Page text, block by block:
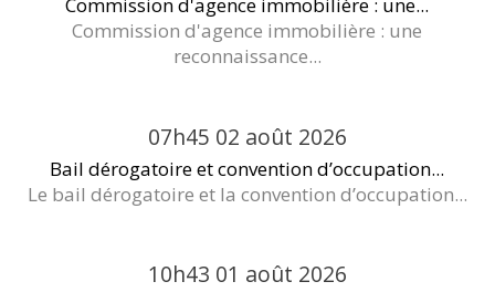
Commission d'agence immobilière : une
reconnaissance...
07h45 02 août 2026
Bail dérogatoire et convention d’occupation...
Le bail dérogatoire et la convention d’occupation...
10h43 01 août 2026